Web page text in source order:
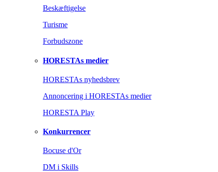
Beskæftigelse
Turisme
Forbudszone
HORESTAs medier
HORESTAs nyhedsbrev
Annoncering i HORESTAs medier
HORESTA Play
Konkurrencer
Bocuse d'Or
DM i Skills